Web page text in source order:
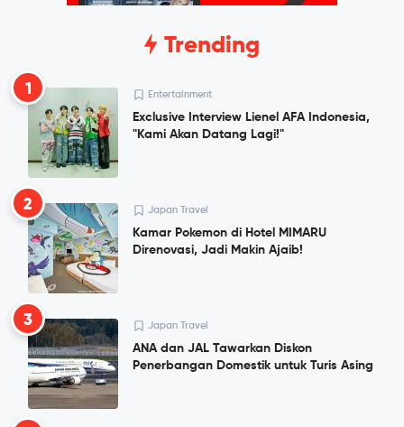
Trending
1 Entertainment
Exclusive Interview Lienel AFA Indonesia,
"Kami Akan Datang Lagi!"
2 Japan Travel
Kamar Pokemon di Hotel MIMARU
Direnovasi, Jadi Makin Ajaib!
3 Japan Travel
ANA dan JAL Tawarkan Diskon
Penerbangan Domestik untuk Turis Asing